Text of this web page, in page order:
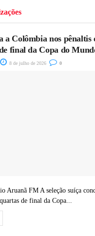
a Colômbia nos pênaltis
final da Copa do
8 de julho de 2026 0
Aruanã FM A seleção suíça
de final da Copa...